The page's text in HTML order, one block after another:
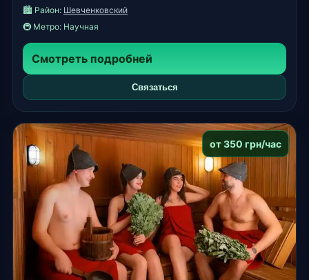
🏙️ Район: Шевченковский
🚇 Метро: Научная
Смотреть подробней
Связаться
от 350 грн/час